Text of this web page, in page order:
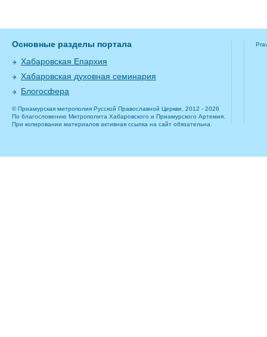
Основные разделы портала
Хабаровская Епархия
Хабаровская духовная семинария
Блогосфера
© Приамурская митрополия Русской Православной Церкви, 2012 - 2026
По благословению Митрополита Хабаровского и Приамурского Артемия.
При копировании материалов активная ссылка на сайт обязательна.